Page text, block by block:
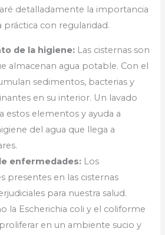
detalladamente la importancia
práctica con regularidad.
de la higiene: Las cisternas son
almacenan agua potable. Con el
sedimentos, bacterias y
en su interior. Un lavado
estos elementos y ayuda a
del agua que llega a
enfermedades: Los
presentes en las cisternas
para nuestra salud.
la Escherichia coli y el coliforme
en un ambiente sucio y